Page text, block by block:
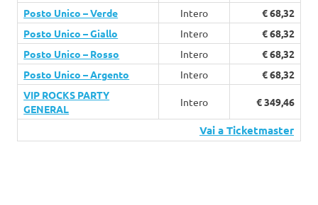
Posto Unico – Verde
Intero
€ 68,32
Posto Unico – Giallo
Intero
€ 68,32
Posto Unico – Rosso
Intero
€ 68,32
Posto Unico – Argento
Intero
€ 68,32
VIP ROCKS PARTY
GENERAL
Intero € 349,46
Vai a Ticketmaster